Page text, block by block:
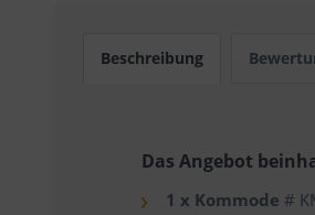
Beschreibung
Das Angebot
1 x Kommode #